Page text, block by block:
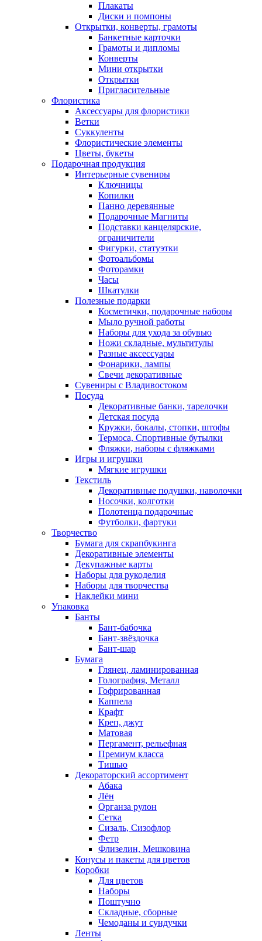
Плакаты
Диски и помпоны
Открытки, конверты, грамоты
Банкетные карточки
Грамоты и дипломы
Конверты
Мини открытки
Открытки
Пригласительные
Флористика
Аксессуары для флористики
Ветки
Суккуленты
Флористические элементы
Цветы, букеты
Подарочная продукция
Интерьерные сувениры
Ключницы
Копилки
Панно деревянные
Подарочные Магниты
Подставки канцелярские,
ограничители
Фигурки, статуэтки
Фотоальбомы
Фоторамки
Часы
Шкатулки
Полезные подарки
Косметички, подарочные наборы
Мыло ручной работы
Наборы для ухода за обувью
Ножи складные, мультитулы
Разные аксессуары
Фонарики, лампы
Свечи декоративные
Сувениры с Владивостоком
Посуда
Декоративные банки, тарелочки
Детская посуда
Кружки, бокалы, стопки, штофы
Термоса, Спортивные бутылки
Фляжки, наборы с фляжками
Игры и игрушки
Мягкие игрушки
Текстиль
Декоративные подушки, наволочки
Носочки, колготки
Полотенца подарочные
Футболки, фартуки
Творчество
Бумага для скрапбукинга
Декоративные элементы
Декупажные карты
Наборы для рукоделия
Наборы для творчества
Наклейки мини
Упаковка
Банты
Бант-бабочка
Бант-звёздочка
Бант-шар
Бумага
Глянец, ламинированная
Голография, Металл
Гофрированная
Каппела
Крафт
Креп, джут
Матовая
Пергамент, рельефная
Премиум класса
Тишью
Декораторский ассортимент
Абака
Лён
Органза рулон
Сетка
Сизаль, Сизофлор
Фетр
Флизелин, Мешковина
Конусы и пакеты для цветов
Коробки
Для цветов
Наборы
Поштучно
Складные, сборные
Чемоданы и сундучки
Ленты